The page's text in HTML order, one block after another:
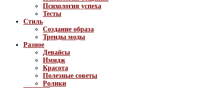
Психология успеха
Тесты
Стиль
Создание образа
Тренды моды
Разное
Девайсы
Имидж
Красота
Полезные советы
Ролики